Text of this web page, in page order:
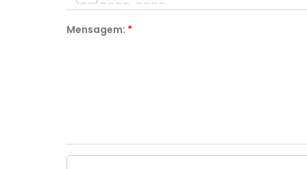
Mensagem: *